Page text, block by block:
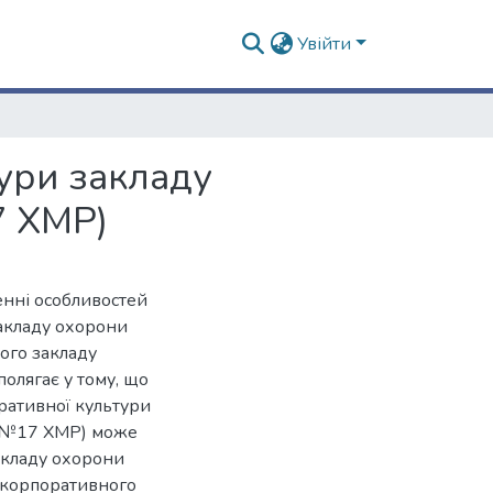
Увійти
закладу
ХМР)
особливостей
охорони
закладу
у тому, що
культури
№17 ХМР) може
охорони